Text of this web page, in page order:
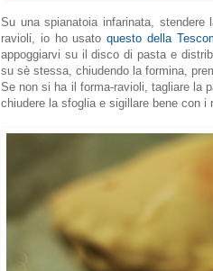
Su una spianatoia infarinata,
ravioli, io ho usatoquesto della
appoggiarvi su il disco di pasta e
su sè stessa, chiudendo la formina,
Se non si ha il forma-ravioli, tagliare la
chiudere la sfoglia e sigillare bene con i